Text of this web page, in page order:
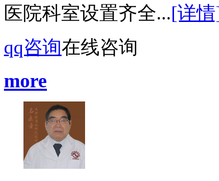
医院科室设置齐全...[详
qq咨询在线咨询
more